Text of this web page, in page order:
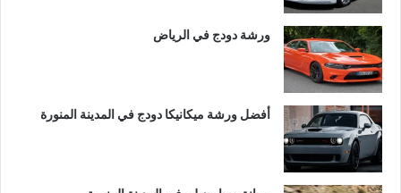
ورشة دودج في الرياض
أفضل ورشة ميكانيكا دودج في المدينة المنورة